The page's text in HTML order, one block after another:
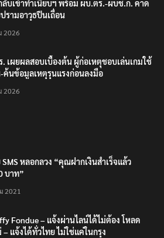
ลับเข้าทำเนียบฯ พร้อม ผบ.ตร.-ผบช.ก. คาด
รามอาวุธปืนเถื่อน
2026
. เผยผลสอบเบื้องต้น ผู้ก่อเหตุชอบเล่นเกมใช้
ค้นข้อมูลเหตุรุนแรงก่อนลงมือ
2026
หลอกลวง “คุณฝากเงินสำเร็จแล้ว
บาท”
2021
Fondue – แจ้งผ่านไลน์ได้ไม่ต้อง โหลด
แจ้งได้ทั่วไทย ไม่ใช่แค่ในกรุง